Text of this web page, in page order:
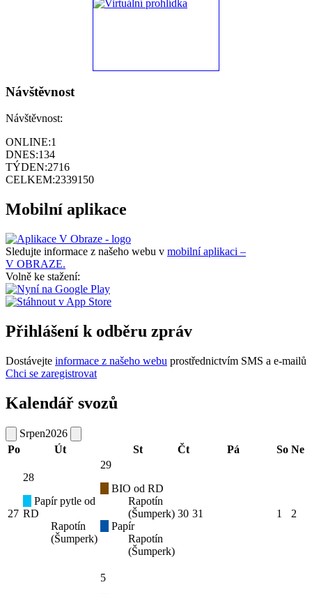
Návštěvnost
Návštěvnost:
ONLINE:1
DNES:134
TÝDEN:2716
CELKEM:2339150
Mobilní aplikace
Sledujte informace z našeho webu v mobilní aplikaci –
V OBRAZE.
Volně ke stažení:
Přihlášení k odběru zpráv
Dostávejte informace z našeho webu prostřednictvím SMS a e-mailů
Chci se zaregistrovat
Kalendář svozů
Srpen2026
Po
Út St Čt Pá So Ne
27
28
Papír pytle od
RD
Rapotín
(Šumperk)
29
BIO od RD
Rapotín
(Šumperk)
Papír
Rapotín
(Šumperk)
30 31 1 2
5